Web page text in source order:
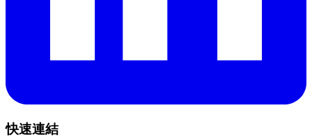
快速連結